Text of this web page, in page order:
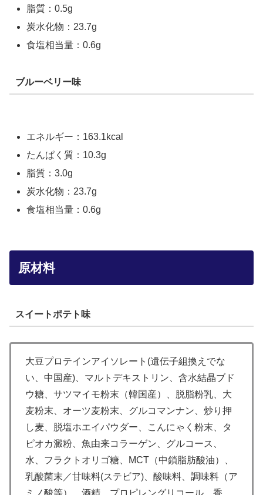
脂質：0.5g
炭水化物：23.7g
食塩相当量：0.6g
ブルーベリー味
エネルギー：163.1kcal
たんぱく質：10.3g
脂質：3.0g
炭水化物：23.7g
食塩相当量：0.6g
原材料
スイートポテト味
大豆プロテインアイソレート(遺伝子組換えでな
い、中国産)、マルトデキストリン、含水結晶ブド
ウ糖、サツマイモ粉末（韓国産）、脱脂粉乳、大
麦粉末、オーツ麦粉末、グルコマンナン、炒り押
し麦、脱塩ホエイパウダー、こんにゃく粉末、タ
ピオカ澱粉、魚由来コラーゲン、グルコース、
水、フラクトオリゴ糖、MCT（中鎖脂肪酸油）、
乳酸菌末／甘味料(ステビア)、酸味料、調味料（ア